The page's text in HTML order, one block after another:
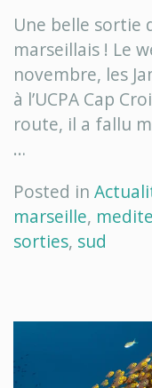
Une belle sortie
marseillais ! Le
novembre, les
à l’UCPA Cap
route, il a fallu
…
Posted in
marseille,
sorties, sud